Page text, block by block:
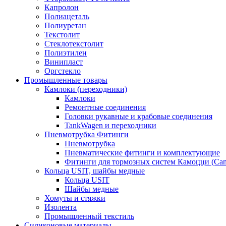
Капролон
Полиацеталь
Полиуретан
Текстолит
Стеклотекстолит
Полиэтилен
Винипласт
Оргстекло
Промышленные товары
Камлоки (переходники)
Камлоки
Ремонтные соединения
Головки рукавные и крабовые соединения
TankWagen и переходники
Пневмотрубка Фитинги
Пневмотрубка
Пневматические фитинги и комплектующие
Фитинги для тормозных систем Камоцци
Кольца USIT, шайбы медные
Кольца USIT
Шайбы медные
Хомуты и стяжки
Изолента
Промышленный текстиль